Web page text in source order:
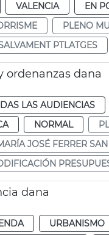
VALENCIA EN
PLENO
PTLATGES
ordenanzas dana
LAS AUDIENCIAS
NORMAL
JOSÉ FERRER
dana
URBANISMO